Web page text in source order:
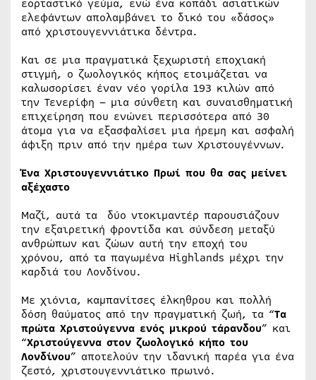
εορταστικό γεύμα, ενώ ένα κοπάδι ασιατικών
ελεφάντων απολαμβάνει το δικό του «δάσος»
από χριστουγεννιάτικα δέντρα.
Και σε μια πραγματικά ξεχωριστή εποχιακή
στιγμή, ο ζωολογικός κήπος ετοιμάζεται να
καλωσορίσει έναν νέο γορίλα 193 κιλών από
την Τενερίφη – μια σύνθετη και συναισθηματική
επιχείρηση που ενώνει περισσότερα από 30
άτομα για να εξασφαλίσει μια ήρεμη και ασφαλή
άφιξη πριν από την ημέρα των Χριστουγέννων.
Ένα Χριστουγεννιάτικο Πρωί που θα σας μείνει
αξέχαστο
Μαζί, αυτά τα δύο ντοκιμαντέρ παρουσιάζουν
την εξαιρετική φροντίδα και σύνδεση μεταξύ
ανθρώπων και ζώων αυτή την εποχή του
χρόνου, από τα παγωμένα Highlands μέχρι την
καρδιά του Λονδίνου.
Με χιόνια, καμπανίτσες έλκηθρου και πολλή
δόση θαύματος από την πραγματική ζωή, τα “Τα
πρώτα Χριστούγεννα ενός μικρού τάρανδου” και
“Χριστούγεννα στον ζωολογικό κήπο του
Λονδίνου” αποτελούν την ιδανική παρέα για ένα
ζεστό, χριστουγεννιάτικο πρωινό.